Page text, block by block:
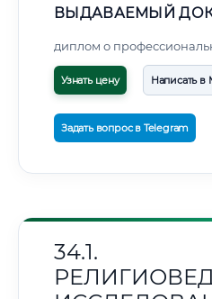
ВЫДАВАЕМЫЙ
диплом о
Узнать цену Написать в
Задать вопрос в Telegram
34.1.